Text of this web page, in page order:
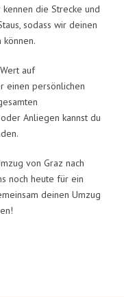
die Strecke und
sodass wir deinen
auf
einen persönlichen
Anliegen kannst du
von Graz nach
noch heute für ein
deinen Umzug